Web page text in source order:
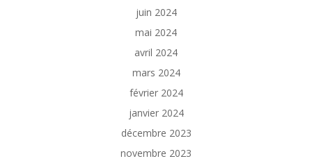
juin 2024
mai 2024
avril 2024
mars 2024
février 2024
janvier 2024
décembre 2023
novembre 2023